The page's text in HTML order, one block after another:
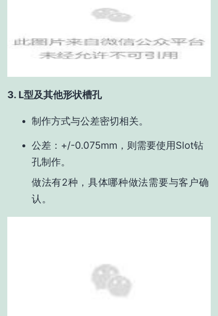
3. L型及其他形状槽孔
制作方式与公差密切相关。
公差：+/-0.075mm，则需要使用Slot钻
孔制作。
做法有2种，具体哪种做法需要与客户确
认。